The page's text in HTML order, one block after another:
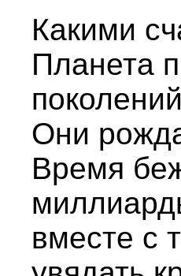
Какими
Планета
Они
Время
вместе с